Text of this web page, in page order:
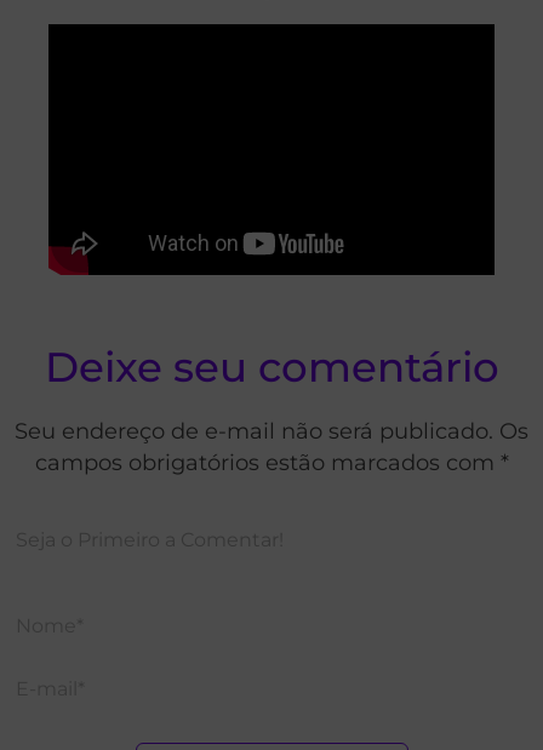
Deixe seu comentário
Seu endereço de e-mail não será publicado. Os
campos obrigatórios estão marcados com *